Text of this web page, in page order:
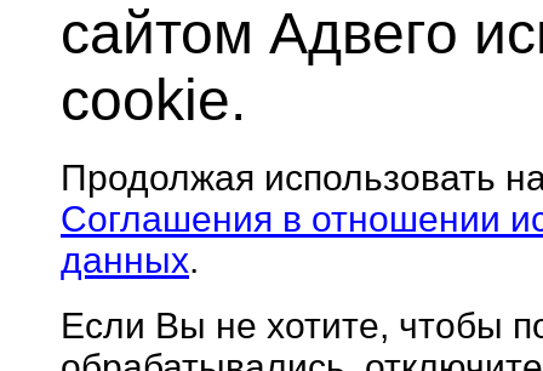
сайтом Адвего
cookie.
Продолжая использовать
Соглашения в отношении
данных.
Если Вы не хотите, чтобы